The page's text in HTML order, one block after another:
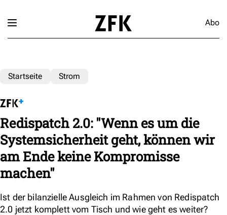
Abo
Startseite Strom
Redispatch 2.0: "Wenn es um die
Systemsicherheit geht, können wir
am Ende keine Kompromisse
machen"
Ist der bilanzielle Ausgleich im Rahmen von Redispatch
2.0 jetzt komplett vom Tisch und wie geht es weiter?